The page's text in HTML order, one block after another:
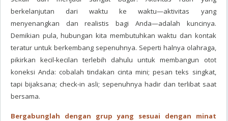
berkelanjutan dari waktu ke waktu—aktivitas yang
menyenangkan dan realistis bagi Anda—adalah kuncinya.
Demikian pula, hubungan kita membutuhkan waktu dan kontak
teratur untuk berkembang sepenuhnya. Seperti halnya olahraga,
pikirkan kecil-kecilan terlebih dahulu untuk membangun otot
koneksi Anda: cobalah tindakan cinta mini; pesan teks singkat,
tapi bijaksana; check-in asli; sepenuhnya hadir dan terlibat saat
bersama.
Bergabunglah dengan grup yang sesuai dengan minat